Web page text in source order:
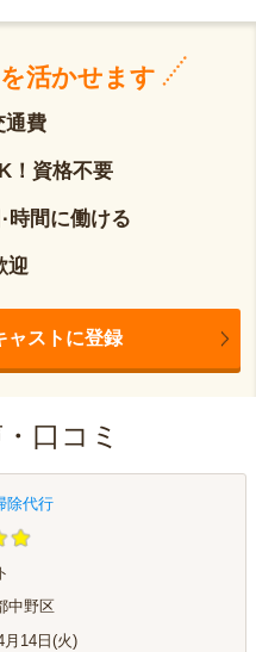
を活かせます
通費
！資格不要
時間に働ける
迎
ャストに登録
口コミ
除代行
中野区
月14日(火)